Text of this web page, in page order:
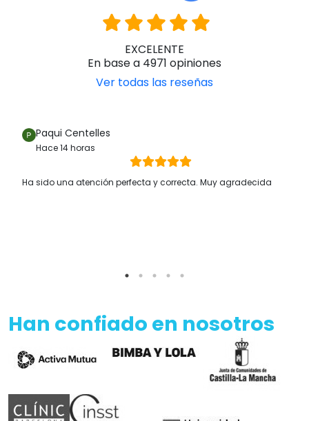
EXCELENTE
En base a 4971 opiniones
Ver todas las reseñas
Paqui Centelles
Hace 14 horas
Ha sido una atención perfecta y correcta. Muy agradecida
Han confiado en nosotros